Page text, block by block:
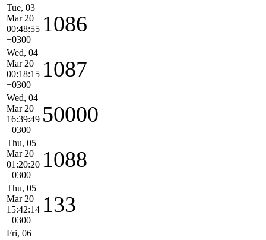
Tue, 03
Mar 20
00:48:55
+0300
1086
Wed, 04
Mar 20
00:18:15
+0300
1087
Wed, 04
Mar 20
16:39:49
+0300
50000
Thu, 05
Mar 20
01:20:20
+0300
1088
Thu, 05
Mar 20
15:42:14
+0300
133
Fri, 06